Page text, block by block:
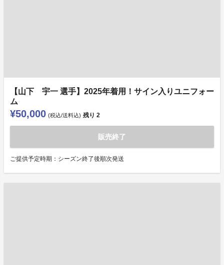
【山下 宇一 選手】2025年着用！サイン入りユニフォー
ム
¥50,000 (税込/送料込) 残り 2
販売終了
ご提供予定時期：シーズン終了後順次発送